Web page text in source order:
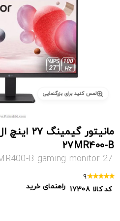
لمس کنید برای بزرگنمایی
27MR400-B
27 inch LG 27MR400-B gaming monitor
9
کد کالا 17308 راهنمای خرید